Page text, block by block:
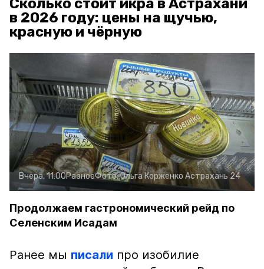
Сколько стоит икра в Астрахани
в 2026 году: цены на щучью,
красную и чёрную
Вчера, 11:00РазноеФото:Ольга Корженко Астрахань 24
Продолжаем гастрономический рейд по
Селенским Исадам
Ранее мы писали про изобилие